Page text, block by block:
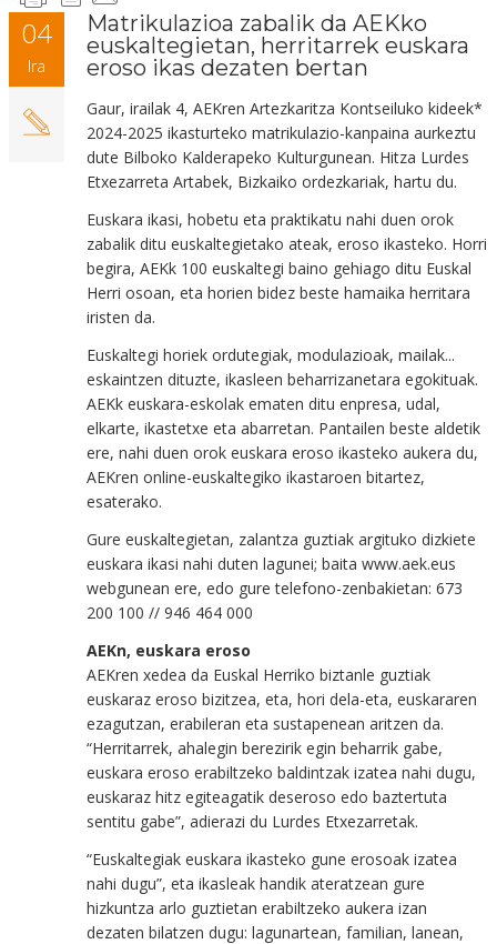
04
Ira
Matrikulazioa zabalik da AEKko
euskaltegietan, herritarrek euskara
eroso ikas dezaten bertan
Gaur, irailak 4, AEKren Artezkaritza Kontseiluko kideek*
2024-2025 ikasturteko matrikulazio-kanpaina aurkeztu
dute Bilboko Kalderapeko Kulturgunean. Hitza Lurdes
Etxezarreta Artabek, Bizkaiko ordezkariak, hartu du.
Euskara ikasi, hobetu eta praktikatu nahi duen orok
zabalik ditu euskaltegietako ateak, eroso ikasteko. Horri
begira, AEKk 100 euskaltegi baino gehiago ditu Euskal
Herri osoan, eta horien bidez beste hamaika herritara
iristen da.
Euskaltegi horiek ordutegiak, modulazioak, mailak...
eskaintzen dituzte, ikasleen beharrizanetara egokituak.
AEKk euskara-eskolak ematen ditu enpresa, udal,
elkarte, ikastetxe eta abarretan. Pantailen beste aldetik
ere, nahi duen orok euskara eroso ikasteko aukera du,
AEKren online-euskaltegiko ikastaroen bitartez,
esaterako.
Gure euskaltegietan, zalantza guztiak argituko dizkiete
euskara ikasi nahi duten lagunei; baita www.aek.eus
webgunean ere, edo gure telefono-zenbakietan: 673
200 100 // 946 464 000
AEKn, euskara eroso
AEKren xedea da Euskal Herriko biztanle guztiak
euskaraz eroso bizitzea, eta, hori dela-eta, euskararen
ezagutzan, erabileran eta sustapenean aritzen da.
“Herritarrek, ahalegin berezirik egin beharrik gabe,
euskara eroso erabiltzeko baldintzak izatea nahi dugu,
euskaraz hitz egiteagatik deseroso edo baztertuta
sentitu gabe”, adierazi du Lurdes Etxezarretak.
“Euskaltegiak euskara ikasteko gune erosoak izatea
nahi dugu”, eta ikasleak handik ateratzean gure
hizkuntza arlo guztietan erabiltzeko aukera izan
dezaten bilatzen dugu: lagunartean, familian, lanean,